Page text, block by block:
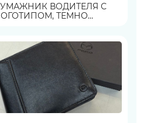
ВОДИТЕЛЯ С
ТЕМНО